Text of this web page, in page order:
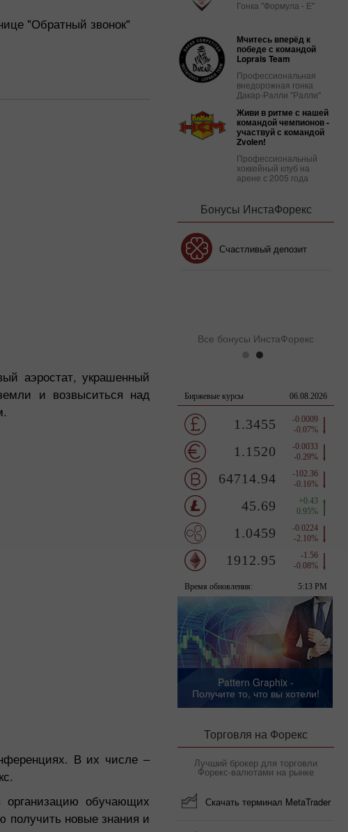
"Обратный звонок"
аэростат, украшенный
и возвыситься над
В их числе –
обучающих
получить новые знания и
Гонка "Формула - Е"
Мчитесь вперёд к
победе с командой
Loprais Team
Профессиональная
внедорожная гонка
Дакар-Ралли "Ралли"
Живи в ритме с нашей
командой чемпионов -
участвуй с командой
Zvolen!
Профессиональный
хоккейный клуб на
арене с 2005 года
Бонусы ИнстаФорекс
Счастливый депозит
Все бонусы ИнстаФорекс
Pattern Graphix -
Получите то, что вы хотели!
Торговля на Форекс
Лучший брокер для торговли
Форекс-валютами на рынке
Скачать терминал MetaTrader